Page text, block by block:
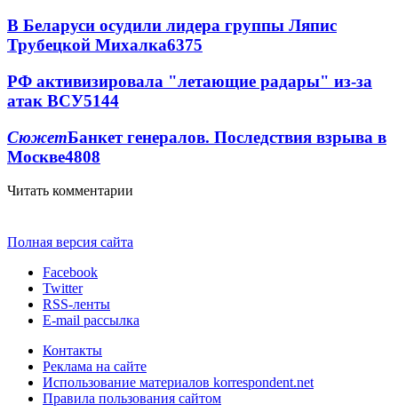
В Беларуси осудили лидера группы Ляпис
Трубецкой Михалка6375
РФ активизировала "летающие радары" из-за
атак ВСУ5144
СюжетБанкет генералов. Последствия взрыва в
Москве4808
Читать комментарии
Полная версия сайта
Facebook
Twitter
RSS-ленты
E-mail рассылка
Контакты
Реклама на сайте
Использование материалов korrespondent.net
Правила пользования сайтом